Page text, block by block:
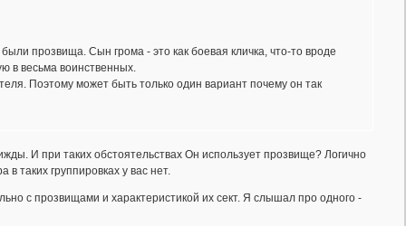
прозвища. Сын грома - это как боевая кличка, что-то вроде
в весьма воинственных.
Поэтому может быть только один вариант почему он так
И при таких обстоятельствах Он использует прозвище? Логично
таких группировках у вас нет.
с прозвищами и характеристикой их сект. Я слышал про одного -